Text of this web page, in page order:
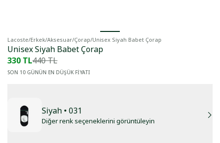
Lacoste/Erkek/Aksesuar/Çorap/Unisex Siyah Babet Çorap
Unisex Siyah Babet Çorap
330 TL440 TL
SON 10 GÜNÜN EN DÜŞÜK FİYATI
Siyah • 031
Diğer renk seçeneklerini görüntüleyin